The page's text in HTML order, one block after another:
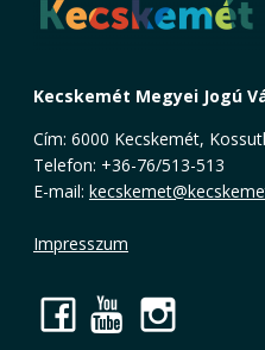
Kecskemét Megyei Jogú
Cím: 6000 Kecskemét,
Telefon: +36-76/513-513
E-mail:
Impresszum